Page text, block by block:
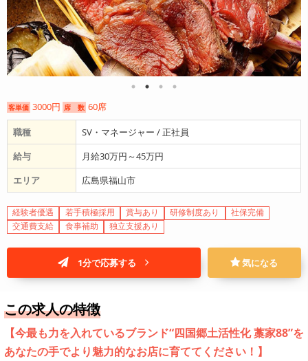
客単価 3000円 席 数 60席
職種
SV・マネージャー / 正社員
給与
月給30万円～45万円
エリア
広島県福山市
経験者優遇 若手積極採用 賞与あり 研修制度あり
社保完備
交通費支給
食事補助 独立支援あり
1分で応募する 気になる
この求人の特徴
【今最も力を入れているブランド“四国郷土活性化 藁家88”を
あなたの手でより魅力的なお店に育ててください！】